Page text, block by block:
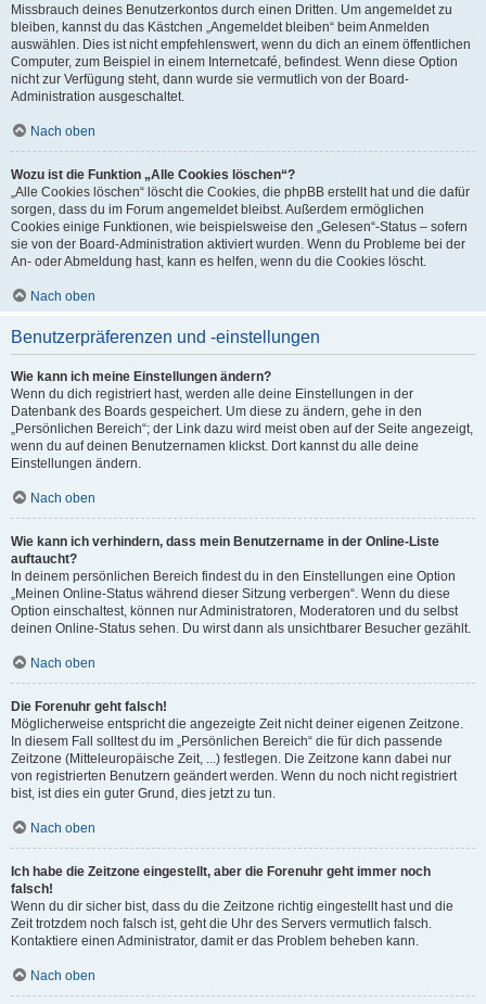
Missbrauch deines Benutzerkontos durch einen Dritten. Um angemeldet zu
bleiben, kannst du das Kästchen „Angemeldet bleiben“ beim Anmelden
auswählen. Dies ist nicht empfehlenswert, wenn du dich an einem öffentlichen
Computer, zum Beispiel in einem Internetcafé, befindest. Wenn diese Option
nicht zur Verfügung steht, dann wurde sie vermutlich von der Board-
Administration ausgeschaltet.
Nach oben
Wozu ist die Funktion „Alle Cookies löschen“?
„Alle Cookies löschen“ löscht die Cookies, die phpBB erstellt hat und die dafür
sorgen, dass du im Forum angemeldet bleibst. Außerdem ermöglichen
Cookies einige Funktionen, wie beispielsweise den „Gelesen“-Status – sofern
sie von der Board-Administration aktiviert wurden. Wenn du Probleme bei der
An- oder Abmeldung hast, kann es helfen, wenn du die Cookies löscht.
Nach oben
Benutzerpräferenzen und -einstellungen
Wie kann ich meine Einstellungen ändern?
Wenn du dich registriert hast, werden alle deine Einstellungen in der
Datenbank des Boards gespeichert. Um diese zu ändern, gehe in den
„Persönlichen Bereich“; der Link dazu wird meist oben auf der Seite angezeigt,
wenn du auf deinen Benutzernamen klickst. Dort kannst du alle deine
Einstellungen ändern.
Nach oben
Wie kann ich verhindern, dass mein Benutzername in der Online-Liste
auftaucht?
In deinem persönlichen Bereich findest du in den Einstellungen eine Option
„Meinen Online-Status während dieser Sitzung verbergen“. Wenn du diese
Option einschaltest, können nur Administratoren, Moderatoren und du selbst
deinen Online-Status sehen. Du wirst dann als unsichtbarer Besucher gezählt.
Nach oben
Die Forenuhr geht falsch!
Möglicherweise entspricht die angezeigte Zeit nicht deiner eigenen Zeitzone.
In diesem Fall solltest du im „Persönlichen Bereich“ die für dich passende
Zeitzone (Mitteleuropäische Zeit, ...) festlegen. Die Zeitzone kann dabei nur
von registrierten Benutzern geändert werden. Wenn du noch nicht registriert
bist, ist dies ein guter Grund, dies jetzt zu tun.
Nach oben
Ich habe die Zeitzone eingestellt, aber die Forenuhr geht immer noch
falsch!
Wenn du dir sicher bist, dass du die Zeitzone richtig eingestellt hast und die
Zeit trotzdem noch falsch ist, geht die Uhr des Servers vermutlich falsch.
Kontaktiere einen Administrator, damit er das Problem beheben kann.
Nach oben